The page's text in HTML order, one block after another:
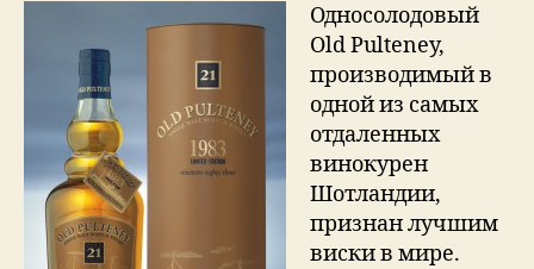
Уика
признано
лучшим
виски
в
мире
Односолодовый
Old Pulteney,
производимый в
одной из самых
отдаленных
винокурен
Шотландии,
признан лучшим
виски в мире.